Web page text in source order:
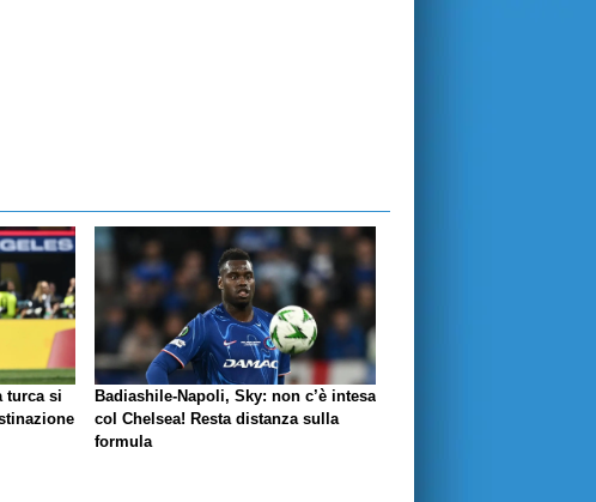
turca si
Badiashile-Napoli, Sky: non c’è intesa
col Chelsea! Resta distanza sulla
formula